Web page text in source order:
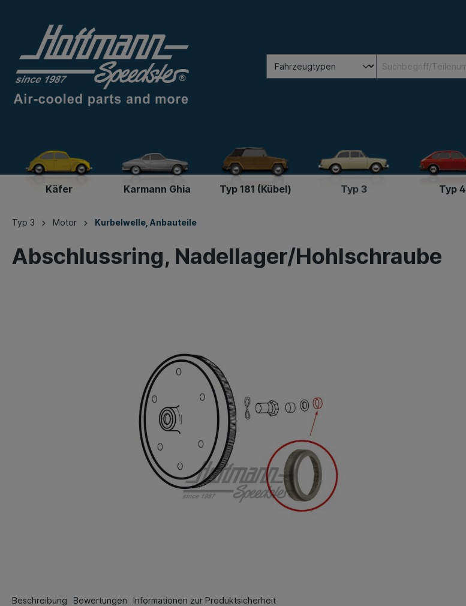
Käfer Karmann Ghia Typ 181 (Kübel) Typ 3 Typ 4
Typ 3 Motor Kurbelwelle, Anbauteile
Abschlussring, Nadellager/Hohlschraube
Beschreibung Bewertungen Informationen zur Produktsicherheit